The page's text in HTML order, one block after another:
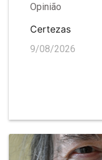
Opinião
Certezas
9/08/2026